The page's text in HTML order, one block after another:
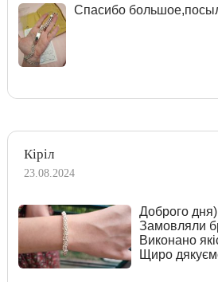
Спасибо
Кіріл
23.08.2024
Доброго дня)
Замовляли
Виконано
Щиро